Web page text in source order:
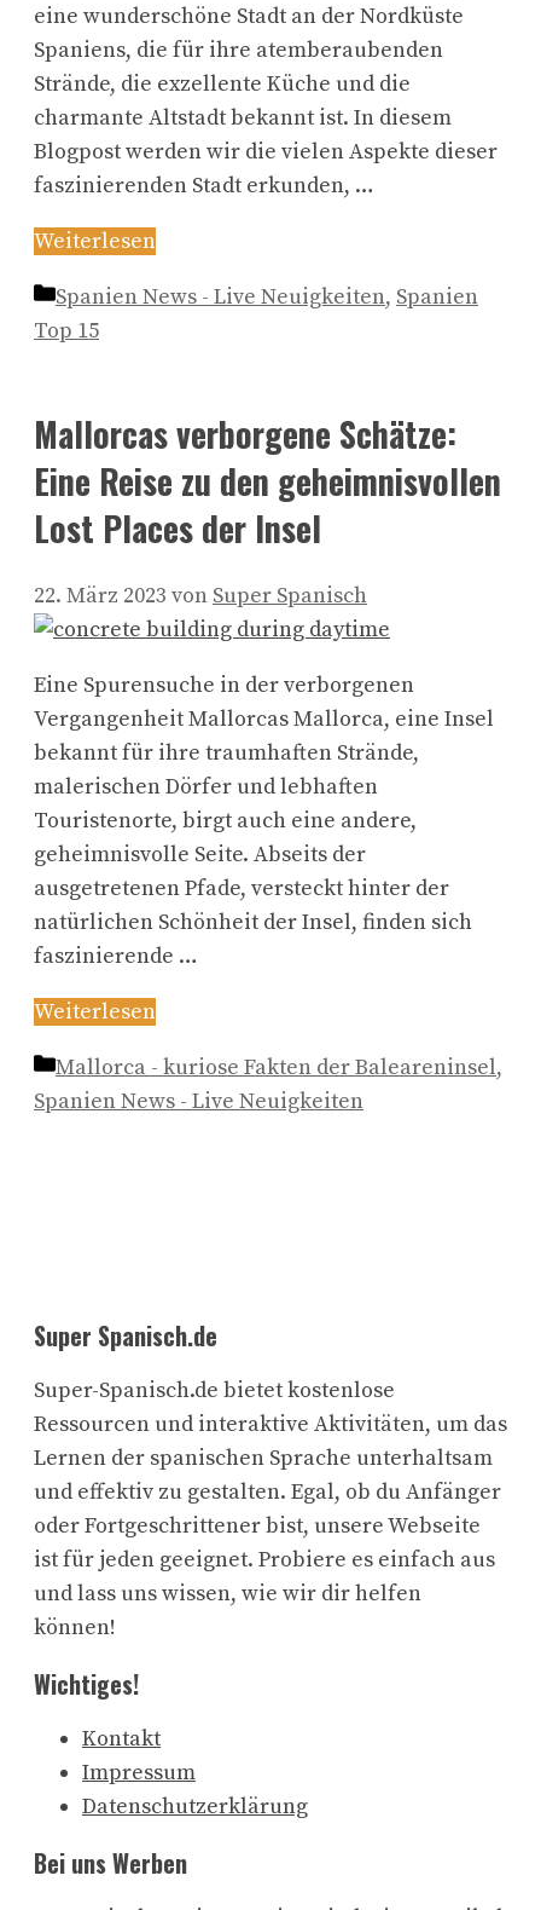
eine wunderschöne Stadt an der Nordküste
Spaniens, die für ihre atemberaubenden
Strände, die exzellente Küche und die
charmante Altstadt bekannt ist. In diesem
Blogpost werden wir die vielen Aspekte dieser
faszinierenden Stadt erkunden, …
Weiterlesen
Kategorien
Spanien News - Live Neuigkeiten, Spanien
Top 15
Mallorcas verborgene Schätze:
Eine Reise zu den geheimnisvollen
Lost Places der Insel
22. März 2023 von Super Spanisch
Eine Spurensuche in der verborgenen
Vergangenheit Mallorcas Mallorca, eine Insel
bekannt für ihre traumhaften Strände,
malerischen Dörfer und lebhaften
Touristenorte, birgt auch eine andere,
geheimnisvolle Seite. Abseits der
ausgetretenen Pfade, versteckt hinter der
natürlichen Schönheit der Insel, finden sich
faszinierende …
Weiterlesen
Kategorien
Mallorca - kuriose Fakten der Baleareninsel,
Spanien News - Live Neuigkeiten
Super Spanisch.de
Super-Spanisch.de bietet kostenlose
Ressourcen und interaktive Aktivitäten, um das
Lernen der spanischen Sprache unterhaltsam
und effektiv zu gestalten. Egal, ob du Anfänger
oder Fortgeschrittener bist, unsere Webseite
ist für jeden geeignet. Probiere es einfach aus
und lass uns wissen, wie wir dir helfen
können!
Wichtiges!
Kontakt
Impressum
Datenschutzerklärung
Bei uns Werben